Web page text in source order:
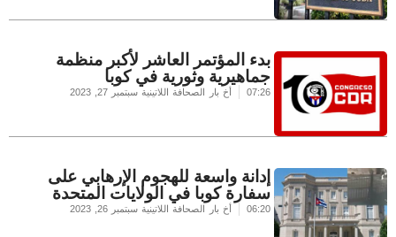
بدء المؤتمر العاشر لأكبر منظمة
جماهيرية وثورية في كوبا
07:26 أخ بار الصحافة اللاتينية سبتمبر 27, 2023
إدانة واسعة للهجوم الإرهابي على
سفارة كوبا في الولايات المتحدة
06:20 أخ بار الصحافة اللاتينية سبتمبر 26, 2023